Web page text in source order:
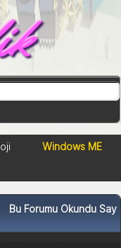
Windows ME
Bu Forumu Okundu Say